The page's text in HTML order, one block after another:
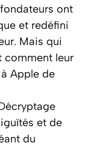
ont
et redéfini
Mais qui
comment leur
Apple de
et de
du